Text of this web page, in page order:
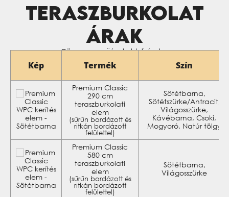
TERASZBURKOLAT
ÁRAK
← Görgesse az ujjával oldalirányba →
Kép Termék Szín
Premium Classic
290 cm
teraszburkolati
elem
(sűrűn bordázott és
ritkán bordázott
felülettel)
Sötétbarna,
Sötétszürke/Antracit,
Világosszürke,
Kávébarna, Csoki,
Mogyoró, Natúr tölgy
Premium Classic
580 cm
teraszburkolati
elem
(sűrűn bordázott és
ritkán bordázott
felülettel)
Sötétbarna,
Világosszürke